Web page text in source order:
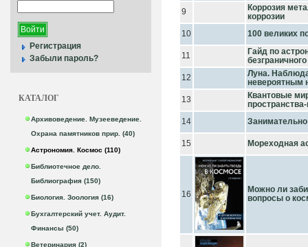
Регистрация
Забыли пароль?
КАТАЛОГ
Архивоведение. Музееведение.
Охрана памятников прир. (40)
Астрономия. Космос (110)
Библиотечное дело.
Библиография (150)
Биология. Зоология (16)
Бухгалтерский учет. Аудит.
Финансы (50)
Ветеринария (2)
9
Коррозия
коррозии
10
100 великих
11
Гайд по
12
Луна.
невероятным
13
Квантовые
14
15 Мореходная
16
Можно ли
вопросы о